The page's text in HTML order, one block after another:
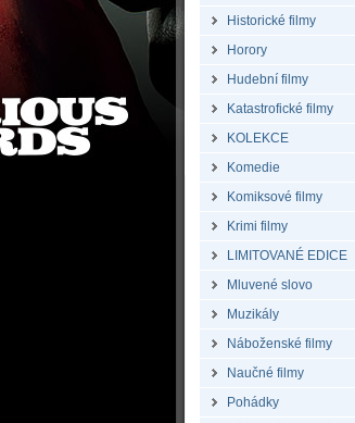
Historické filmy
Horory
Hudební filmy
Katastrofické filmy
KOLEKCE
Komedie
Komiksové filmy
Krimi filmy
LIMITOVANÉ EDICE
Mluvené slovo
Muzikály
Náboženské filmy
Naučné filmy
Pohádky